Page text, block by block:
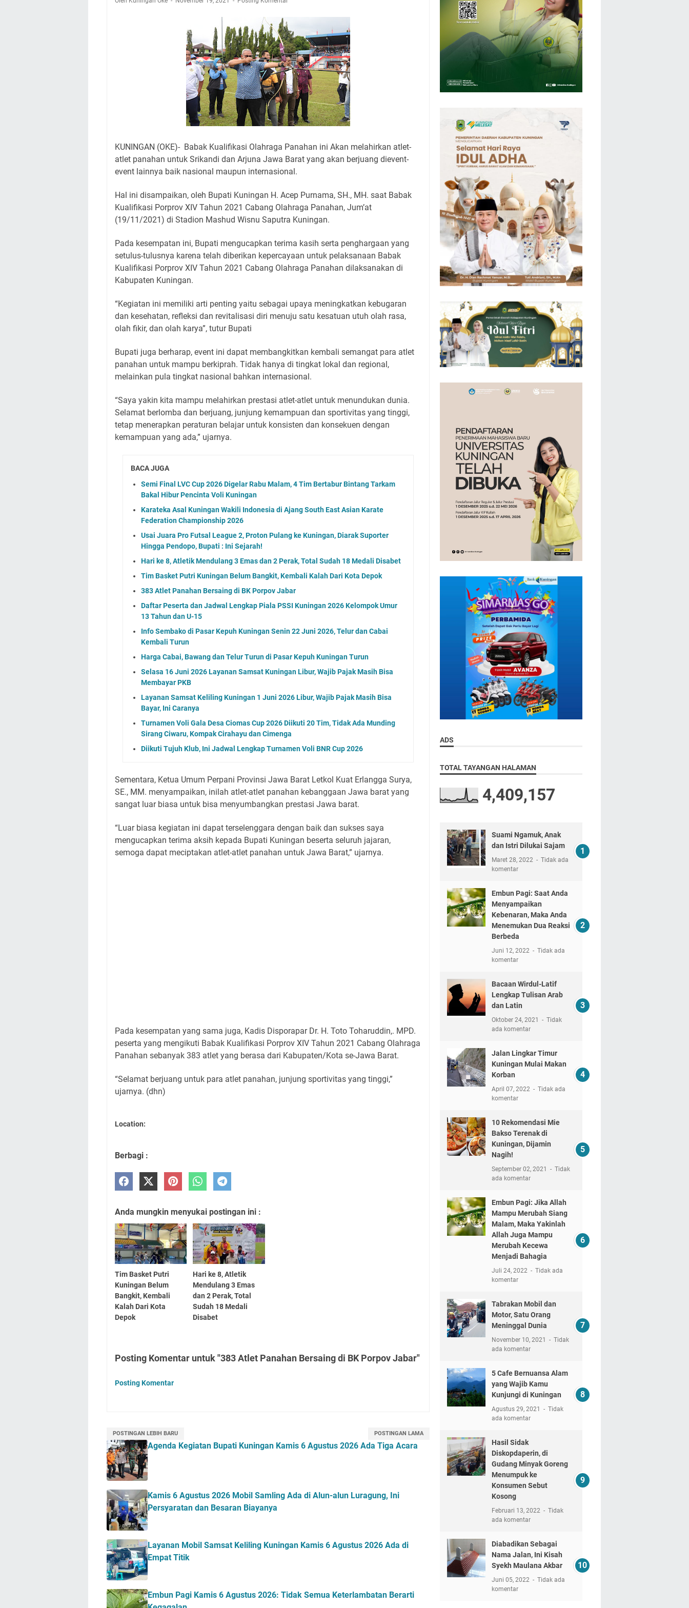
Ini Lokasi Samling Kuningan Rabu 5 Agustus 2026
Rabu 5 Agustus 2026 Mobil SIM Keliling Kuningan Ada di Sini!
Embun Pagi Rabu 5 Agustus 2026: Tidak Perlu Iri, Kita Punya Takdir Masing-masing, Hidup
yang Terlihat Mewah, Belum Tentu Indah
Ayo Salat Kawan! Ini Jadwal Salat Wilayah Kuningan Rabu 5 Agustus 2026
Agenda Kegiatan Bupati Kuningan Kamis 6 Agustus 2026 Ada Tiga Acara
KUNINGAN (OKE)- Babak Kualifikasi Olahraga Panahan ini Akan melahirkan atlet-
atlet panahan untuk Srikandi dan Arjuna Jawa Barat yang akan berjuang dievent-
event lainnya baik nasional maupun internasional.
Hal ini disampaikan, oleh Bupati Kuningan H. Acep Purnama, SH., MH. saat Babak
Kualifikasi Porprov XIV Tahun 2021 Cabang Olahraga Panahan, Jum’at
(19/11/2021) di Stadion Mashud Wisnu Saputra Kuningan.
Pada kesempatan ini, Bupati mengucapkan terima kasih serta penghargaan yang
setulus-tulusnya karena telah diberikan kepercayaan untuk pelaksanaan Babak
Kualifikasi Porprov XIV Tahun 2021 Cabang Olahraga Panahan dilaksanakan di
Kabupaten Kuningan.
“Kegiatan ini memiliki arti penting yaitu sebagai upaya meningkatkan kebugaran
dan kesehatan, refleksi dan revitalisasi diri menuju satu kesatuan utuh olah rasa,
olah fikir, dan olah karya”, tutur Bupati
Bupati juga berharap, event ini dapat membangkitkan kembali semangat para atlet
panahan untuk mampu berkiprah. Tidak hanya di tingkat lokal dan regional,
melainkan pula tingkat nasional bahkan internasional.
“Saya yakin kita mampu melahirkan prestasi atlet-atlet untuk menundukan dunia.
Selamat berlomba dan berjuang, junjung kemampuan dan sportivitas yang tinggi,
tetap menerapkan peraturan belajar untuk konsisten dan konsekuen dengan
kemampuan yang ada,” ujarnya.
BACA JUGA
Semi Final LVC Cup 2026 Digelar Rabu Malam, 4 Tim Bertabur Bintang Tarkam
Bakal Hibur Pencinta Voli Kuningan
Karateka Asal Kuningan Wakili Indonesia di Ajang South East Asian Karate
Federation Championship 2026
Usai Juara Pro Futsal League 2, Proton Pulang ke Kuningan, Diarak Suporter
Hingga Pendopo, Bupati : Ini Sejarah!
Hari ke 8, Atletik Mendulang 3 Emas dan 2 Perak, Total Sudah 18 Medali Disabet
Tim Basket Putri Kuningan Belum Bangkit, Kembali Kalah Dari Kota Depok
383 Atlet Panahan Bersaing di BK Porpov Jabar
Daftar Peserta dan Jadwal Lengkap Piala PSSI Kuningan 2026 Kelompok Umur
13 Tahun dan U-15
Info Sembako di Pasar Kepuh Kuningan Senin 22 Juni 2026, Telur dan Cabai
Kembali Turun
Harga Cabai, Bawang dan Telur Turun di Pasar Kepuh Kuningan Turun
Selasa 16 Juni 2026 Layanan Samsat Kuningan Libur, Wajib Pajak Masih Bisa
Membayar PKB
Layanan Samsat Keliling Kuningan 1 Juni 2026 Libur, Wajib Pajak Masih Bisa
Bayar, Ini Caranya
Turnamen Voli Gala Desa Ciomas Cup 2026 Diikuti 20 Tim, Tidak Ada Munding
Sirang Ciwaru, Kompak Cirahayu dan Cimenga
Diikuti Tujuh Klub, Ini Jadwal Lengkap Turnamen Voli BNR Cup 2026
Sementara, Ketua Umum Perpani Provinsi Jawa Barat Letkol Kuat Erlangga Surya,
SE., MM. menyampaikan, inilah atlet-atlet panahan kebanggaan Jawa barat yang
sangat luar biasa untuk bisa menyumbangkan prestasi Jawa barat.
“Luar biasa kegiatan ini dapat terselenggara dengan baik dan sukses saya
mengucapkan terima aksih kepada Bupati Kuningan beserta seluruh jajaran,
semoga dapat meciptakan atlet-atlet panahan untuk Jawa Barat,” ujarnya.
Pada kesempatan yang sama juga, Kadis Disporapar Dr. H. Toto Toharuddin,. MPD.
peserta yang mengikuti Babak Kualifikasi Porprov XIV Tahun 2021 Cabang Olahraga
Panahan sebanyak 383 atlet yang berasa dari Kabupaten/Kota se-Jawa Barat.
“Selamat berjuang untuk para atlet panahan, junjung sportivitas yang tinggi,”
ujarnya. (dhn)
Location:
Berbagi :
Anda mungkin menyukai postingan ini :
Tim Basket Putri
Kuningan Belum
Bangkit, Kembali
Kalah Dari Kota
Depok
Hari ke 8, Atletik
Mendulang 3 Emas
dan 2 Perak, Total
Sudah 18 Medali
Disabet
Posting Komentar untuk "383 Atlet Panahan Bersaing di BK Porpov Jabar"
Posting Komentar
POSTINGAN LEBIH BARU POSTINGAN LAMA
Agenda Kegiatan Bupati Kuningan Kamis 6 Agustus 2026 Ada Tiga Acara
Kamis 6 Agustus 2026 Mobil Samling Ada di Alun-alun Luragung, Ini
Persyaratan dan Besaran Biayanya
Layanan Mobil Samsat Keliling Kuningan Kamis 6 Agustus 2026 Ada di
Empat Titik
Embun Pagi Kamis 6 Agustus 2026: Tidak Semua Keterlambatan Berarti
ADS
TOTAL TAYANGAN HALAMAN
4,409,157
Suami Ngamuk, Anak
dan Istri Dilukai Sajam
Maret 28, 2022
Tidak ada
komentar
Embun Pagi: Saat Anda
Menyampaikan
Kebenaran, Maka Anda
Menemukan Dua Reaksi
Berbeda
Juni 12, 2022
Tidak ada
komentar
Bacaan Wirdul-Latif
Lengkap Tulisan Arab
dan Latin
Oktober 24, 2021
Tidak
ada komentar
Jalan Lingkar Timur
Kuningan Mulai Makan
Korban
April 07, 2022
Tidak ada
komentar
10 Rekomendasi Mie
Bakso Terenak di
Kuningan, Dijamin
Nagih!
September 02, 2021
Tidak
ada komentar
Embun Pagi: Jika Allah
Mampu Merubah Siang
Malam, Maka Yakinlah
Allah Juga Mampu
Merubah Kecewa
Menjadi Bahagia
Juli 24, 2022
Tidak ada
komentar
Tabrakan Mobil dan
Motor, Satu Orang
Meninggal Dunia
November 10, 2021
Tidak
ada komentar
5 Cafe Bernuansa Alam
yang Wajib Kamu
Kunjungi di Kuningan
Agustus 29, 2021
Tidak
ada komentar
Hasil Sidak
Diskopdaperin, di
Gudang Minyak Goreng
Menumpuk ke
Konsumen Sebut
Kosong
Februari 13, 2022
Tidak
ada komentar
Diabadikan Sebagai
Nama Jalan, Ini Kisah
Syekh Maulana Akbar
Juni 05, 2022
Tidak ada
komentar